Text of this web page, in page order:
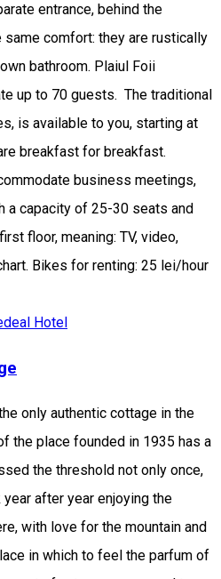
entrance, behind the
comfort: they are rustically
bathroom. Plaiul Foii
up to 70 guests. The traditional
is available to you, starting at
breakfast for breakfast.
business meetings,
a capacity of 25-30 seats and
floor, meaning: TV, video,
Bikes for renting: 25 lei/hour
Hotel
only authentic cottage in the
the place founded in 1935 has a
the threshold not only once,
after year enjoying the
with love for the mountain and
in which to feel the parfum of